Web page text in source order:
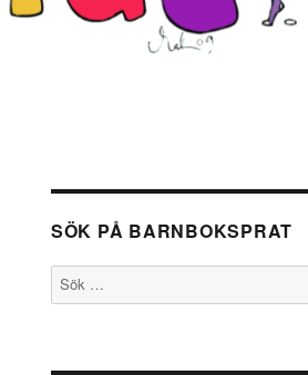
SÖK PÅ BARNBOKSPRAT
Sök
efter: